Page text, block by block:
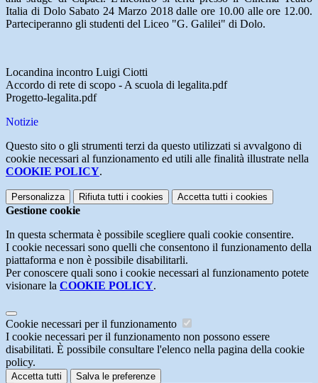
Italia di Dolo Sabato 24 Marzo 2018 dalle ore 10.00 alle ore 12.00.
Parteciperanno gli studenti del Liceo "G. Galilei" di Dolo.
Locandina incontro Luigi Ciotti
Accordo di rete di scopo - A scuola di legalita.pdf
Progetto-legalita.pdf
Notizie
Questo sito o gli strumenti terzi da questo utilizzati si avvalgono di
cookie necessari al funzionamento ed utili alle finalità illustrate nella
COOKIE POLICY.
Personalizza Rifiuta tutti i cookies Accetta tutti i cookies
Gestione cookie
In questa schermata è possibile scegliere quali cookie consentire.
I cookie necessari sono quelli che consentono il funzionamento della
piattaforma e non è possibile disabilitarli.
Per conoscere quali sono i cookie necessari al funzionamento potete
visionare la COOKIE POLICY.
Cookie necessari per il funzionamento
I cookie necessari per il funzionamento non possono essere
disabilitati. È possibile consultare l'elenco nella pagina della cookie
policy.
Accetta tutti Salva le preferenze